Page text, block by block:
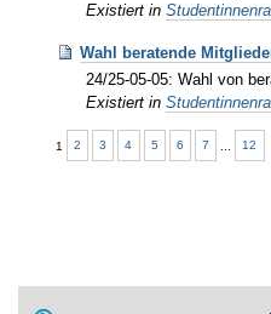
Existiert in
Wahl beratende
24/25-05-05: Wahl von
Existiert in
1 2 3 4 5 6 7 12